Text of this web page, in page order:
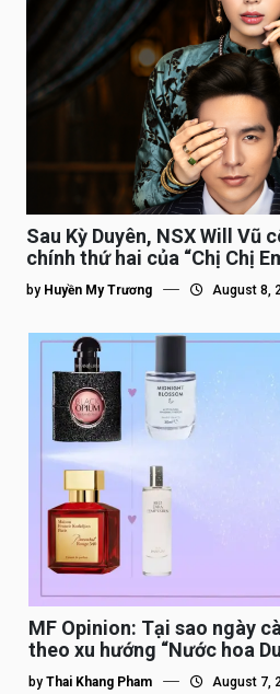
Sau Kỳ Duyên, NSX Will Vũ
chính thứ hai của “Chị Chị
by Huyền My Trương August 8,
MF Opinion: Tại sao ngày
theo xu hướng “Nước hoa
by Thai Khang Pham August 7,